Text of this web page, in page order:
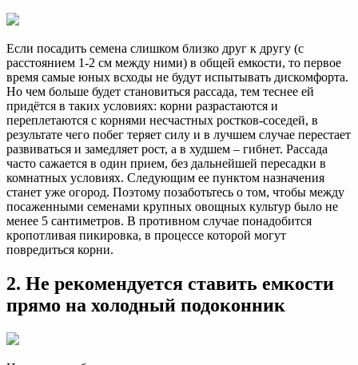
Если посадить семена слишком близко друг к другу (с
расстоянием 1-2 см между ними) в общей емкости, то первое
время самые юных всходы не будут испытывать дискомфорта.
Но чем больше будет становиться рассада, тем теснее ей
придётся в таких условиях: корни разрастаются и
переплетаются с корнями несчастных ростков-соседей, в
результате чего побег теряет силу и в лучшем случае перестает
развиваться и замедляет рост, а в худшем – гибнет. Рассада
часто сажается в один прием, без дальнейшей пересадки в
комнатных условиях. Следующим ее пунктом назначения
станет уже огород. Поэтому позаботьтесь о том, чтобы между
посаженными семенами крупных овощных культур было не
менее 5 сантиметров. В противном случае понадобится
кропотливая пикировка, в процессе которой могут
повредиться корни.
2. Не рекомендуется ставить емкости
прямо на холодный подоконник